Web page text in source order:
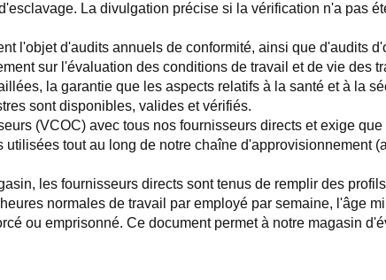
La divulgation précise si la vérification n'a pas
l'objet d'audits annuels de conformité, ainsi que d'audits
sur l'évaluation des conditions de travail et de vie des
la garantie que les aspects relatifs à la santé et à la
sont disponibles, valides et vérifiés.
(VCOC) avec tous nos fournisseurs directs et exige
tout au long de notre chaîne d'approvisionnement
les fournisseurs directs sont tenus de remplir des
normales de travail par employé par semaine, l'âge
ou emprisonné. Ce document permet à notre magasin